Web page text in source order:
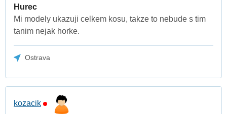
Hurec
Mi modely ukazuji celkem kosu, takze to nebude s tim
tanim nejak horke.
Ostrava
kozacik